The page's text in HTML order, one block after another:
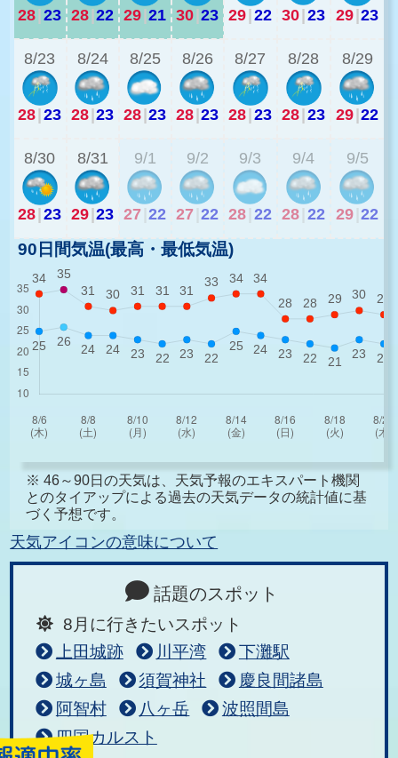
28|23 28|22 29|21 30|23 29|22 30|23 29|23
8/23
28|23
8/24
28|23
8/25
28|23
8/26
28|23
8/27
28|23
8/28
28|23
8/29
29|22
8/30
28|23
8/31
29|23
9/1
27 22
9/2
27 22
9/3
28 22
9/4
28 22
9/5
29 22
90日間気温(最高・最低気温)
※ 46～90日の天気は、天気予報のエキスパート機関
とのタイアップによる過去の天気データの統計値に基
づく予想です。
天気アイコンの意味について
話題のスポット
8月に行きたいスポット
上田城跡
川平湾
下灘駅
城ヶ島
須賀神社
慶良間諸島
阿智村
八ヶ岳
波照間島
四国カルスト